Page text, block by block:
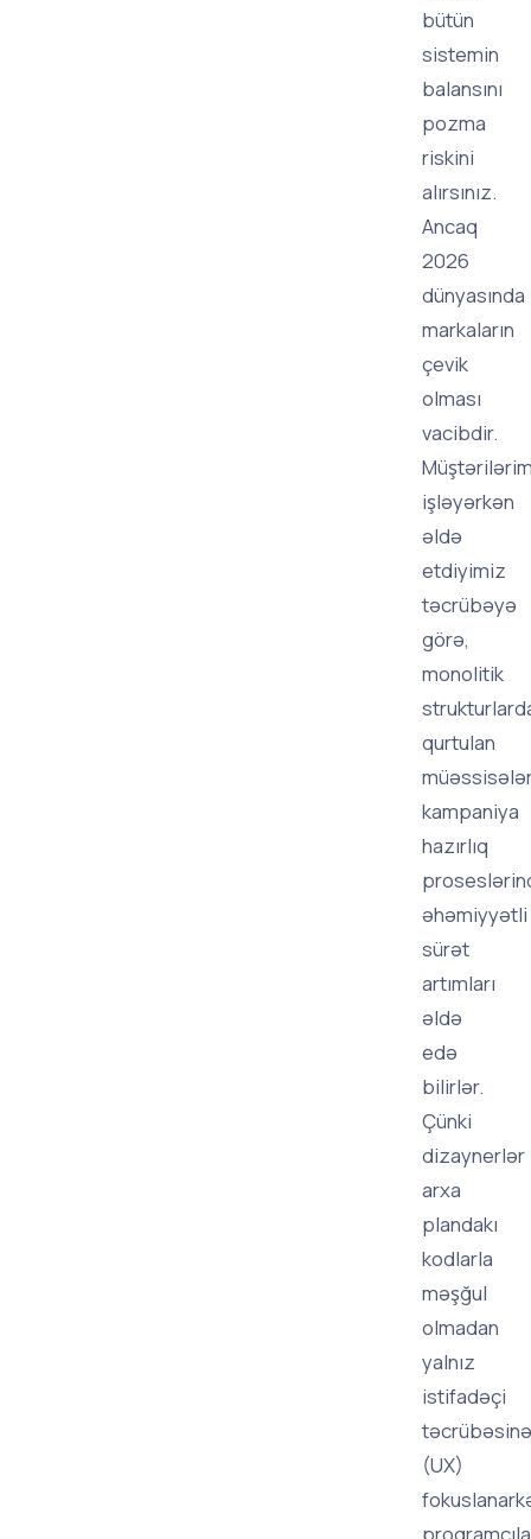
bütün
sistemin
balansını
pozma
riskini
alırsınız.
Ancaq
2026
dünyasında
markaların
çevik
olması
vacibdir.
işləyərkən
əldə
etdiyimiz
təcrübəyə
görə,
monolitik
qurtulan
kampaniya
hazırlıq
əhəmiyyətli
sürət
artımları
əldə
edə
bilirlər.
Çünki
dizaynerlər
arxa
plandakı
kodlarla
məşğul
olmadan
yalnız
istifadəçi
təcrübəsinə
(UX)